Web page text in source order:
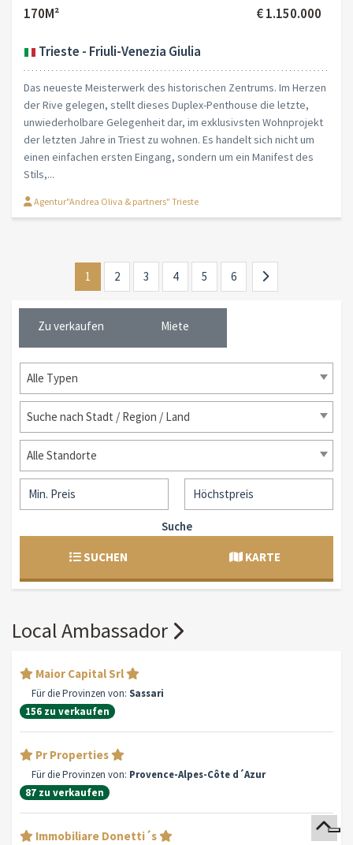
170M²
€ 1.150.000
Trieste - Friuli-Venezia Giulia
Das neueste Meisterwerk des historischen Zentrums. Im Herzen
der Rive gelegen, stellt dieses Duplex-Penthouse die letzte,
unwiederholbare Gelegenheit dar, im exklusivsten Wohnprojekt
der letzten Jahre in Triest zu wohnen. Es handelt sich nicht um
einen einfachen ersten Eingang, sondern um ein Manifest des
Stils,...
Agentur"Andrea Oliva & partners" Trieste
1 2 3 4 5 6
Zu verkaufen Miete
Alle Typen
Suche nach Stadt / Region / Land
Alle Standorte
Suche
SUCHEN KARTE
Local Ambassador
Maior Capital Srl
Für die Provinzen von: Sassari
156 zu verkaufen
Pr Properties
Für die Provinzen von: Provence-Alpes-Côte d´Azur
87 zu verkaufen
Immobiliare Donetti´s